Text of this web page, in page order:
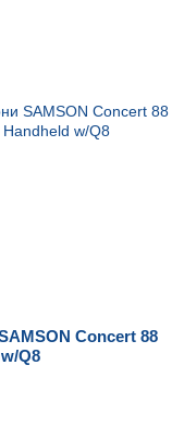
Concert 88
Q8